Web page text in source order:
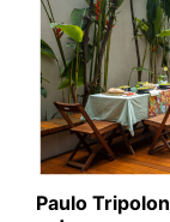
Paulo